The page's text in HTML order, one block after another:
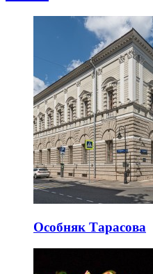
Особняк Тарасова